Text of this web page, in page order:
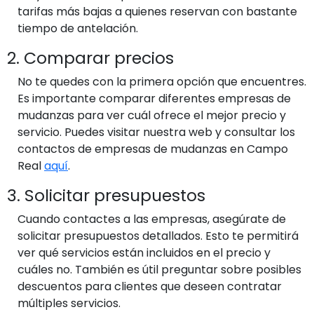
tarifas más bajas a quienes reservan con bastante
tiempo de antelación.
2. Comparar precios
No te quedes con la primera opción que encuentres.
Es importante comparar diferentes empresas de
mudanzas para ver cuál ofrece el mejor precio y
servicio. Puedes visitar nuestra web y consultar los
contactos de empresas de mudanzas en Campo
Realaquí.
3. Solicitar presupuestos
Cuando contactes a las empresas, asegúrate de
solicitar presupuestos detallados. Esto te permitirá
ver qué servicios están incluidos en el precio y
cuáles no. También es útil preguntar sobre posibles
descuentos para clientes que deseen contratar
múltiples servicios.